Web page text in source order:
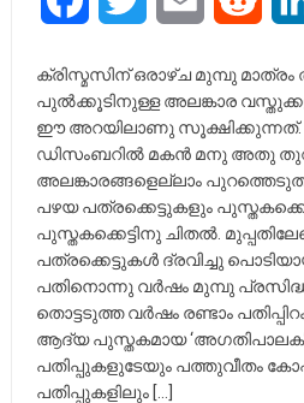
ക്രിസ്മസിന് ഒരാഴ്ച മുമ്പു
പുല്‍ക്കൂടിനുള്ള അലങ്കാര
ഈ അറയിലാണു സൂക്ഷിക്കുന്നത്.
ഡിസംബറില്‍ മകന്‍ മനു അതു
അലങ്കാരങ്ങളെല്ലാം
പഴയ പത്രക്കെട്ടുകളും
പുസ്തകക്കെട്ടിനു ചിതല്‍.
പത്രക്കെട്ടുകള്‍ ദ്രവിച്ചു
പതിനൊന്നു വര്‍ഷം മുമ്പു
തൊട്ടടുത്ത വര്‍ഷം രണ്ടാം
ആദ്യ പുസ്തകമായ
പതിപ്പുകളുടേയും പത്തുവീതം
പതിപ്പുകളിലും […]